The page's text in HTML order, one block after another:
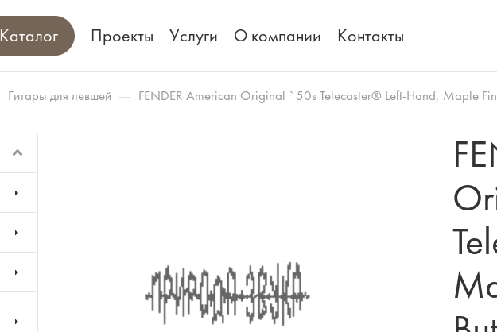
Каталог Проекты Услуги О компании Контакты
Гитары для левшей — FENDER American Original `50s Telecaster® Left-Hand, Maple